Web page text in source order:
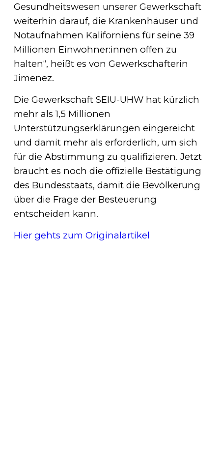
Gesundheitswesen unserer Gewerkschaft
weiterhin darauf, die Krankenhäuser und
Notaufnahmen Kaliforniens für seine 39
Millionen Einwohner:innen offen zu
halten“, heißt es von Gewerkschafterin
Jimenez.
Die Gewerkschaft SEIU-UHW hat kürzlich
mehr als 1,5 Millionen
Unterstützungserklärungen eingereicht
und damit mehr als erforderlich, um sich
für die Abstimmung zu qualifizieren. Jetzt
braucht es noch die offizielle Bestätigung
des Bundesstaats, damit die Bevölkerung
über die Frage der Besteuerung
entscheiden kann.
Hier gehts zum Originalartikel